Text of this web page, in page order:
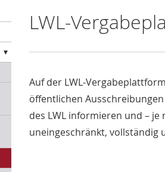
LWL-
Auf der LWL-
öffentlichen
des LWL informieren und –
uneingeschränkt, vollständig